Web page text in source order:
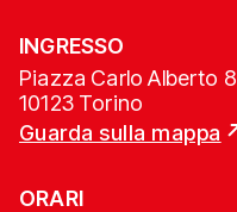
INGRESSO
Piazza Carlo Alberto 8
10123 Torino
Guarda sulla mappa
ORARI